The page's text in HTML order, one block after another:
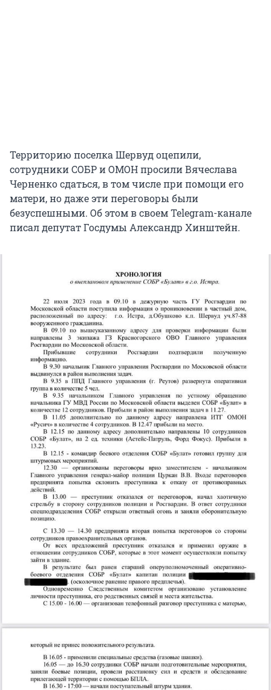
Территорию поселка Шервуд оцепили,
сотрудники СОБР и ОМОН просили Вячеслава
Черненко сдаться, в том числе при помощи его
матери, но даже эти переговоры были
безуспешными. Об этом в своем Telegram-канале
писал депутат Госдумы Александр Хинштейн.